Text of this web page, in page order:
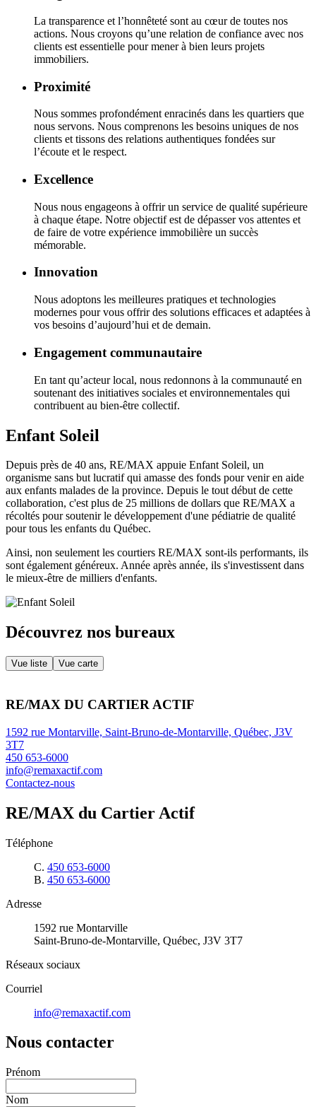
La transparence et l’honnêteté sont au cœur de toutes nos
actions. Nous croyons qu’une relation de confiance avec nos
clients est essentielle pour mener à bien leurs projets
immobiliers.
Proximité
Nous sommes profondément enracinés dans les quartiers que
nous servons. Nous comprenons les besoins uniques de nos
clients et tissons des relations authentiques fondées sur
l’écoute et le respect.
Excellence
Nous nous engageons à offrir un service de qualité supérieure
à chaque étape. Notre objectif est de dépasser vos attentes et
de faire de votre expérience immobilière un succès
mémorable.
Innovation
Nous adoptons les meilleures pratiques et technologies
modernes pour vous offrir des solutions efficaces et adaptées à
vos besoins d’aujourd’hui et de demain.
Engagement communautaire
En tant qu’acteur local, nous redonnons à la communauté en
soutenant des initiatives sociales et environnementales qui
contribuent au bien-être collectif.
Enfant Soleil
Depuis près de 40 ans, RE/MAX appuie Enfant Soleil, un
organisme sans but lucratif qui amasse des fonds pour venir en aide
aux enfants malades de la province. Depuis le tout début de cette
collaboration, c'est plus de 25 millions de dollars que RE/MAX a
récoltés pour soutenir le développement d'une pédiatrie de qualité
pour tous les enfants du Québec.
Ainsi, non seulement les courtiers RE/MAX sont-ils performants, ils
sont également généreux. Année après année, ils s'investissent dans
le mieux-être de milliers d'enfants.
Découvrez nos bureaux
Vue liste Vue carte
RE/MAX DU CARTIER ACTIF
1592 rue Montarville, Saint-Bruno-de-Montarville, Québec, J3V
3T7
450 653-6000
info@remaxactif.com
Contactez-nous
RE/MAX du Cartier Actif
Téléphone
C. 450 653-6000
B. 450 653-6000
Adresse
1592 rue Montarville
Saint-Bruno-de-Montarville, Québec, J3V 3T7
Réseaux sociaux
Courriel
info@remaxactif.com
Nous contacter
Prénom
Nom